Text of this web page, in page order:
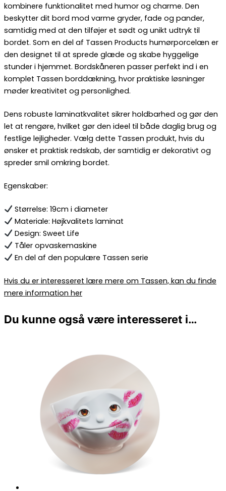
kombinere funktionalitet med humor og charme. Den
beskytter dit bord mod varme gryder, fade og pander,
samtidig med at den tilføjer et sødt og unikt udtryk til
bordet. Som en del af Tassen Products humørporcelæn er
den designet til at sprede glæde og skabe hyggelige
stunder i hjemmet. Bordskåneren passer perfekt ind i en
komplet Tassen borddækning, hvor praktiske løsninger
møder kreativitet og personlighed.
Dens robuste laminatkvalitet sikrer holdbarhed og gør den
let at rengøre, hvilket gør den ideel til både daglig brug og
festlige lejligheder. Vælg dette Tassen produkt, hvis du
ønsker et praktisk redskab, der samtidig er dekorativt og
spreder smil omkring bordet.
Egenskaber:
Størrelse: 19cm i diameter
Materiale: Højkvalitets laminat
Design: Sweet Life
Tåler opvaskemaskine
En del af den populære Tassen serie
Hvis du er interesseret lære mere om Tassen, kan du finde
mere information her
Du kunne også være interesseret i…